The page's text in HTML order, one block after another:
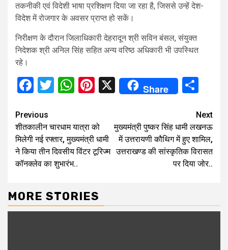
तकनीकी एवं विदेशी भाषा प्रशिक्षण दिया जा रहा है, जिससे उन्हें देश-
विदेश में रोजगार के अवसर प्राप्त हो सकें।
निरीक्षण के दौरान जिलाधिकारी देहरादून श्री सविन बंसल, संयुक्त
निदेशक श्री अनिल सिंह सहित अन्य वरिष्ठ अधिकारी भी उपस्थित
रहे।
Facebook
Twitter
WhatsApp
Pinterest
X Share
Continue
Reading
Previous
शीतकालीन चारधाम यात्रा को
मिलेगी नई रफ्तार, मुख्यमंत्री धामी
ने किया तीन दिवसीय विंटर टूरिज्म
कॉनक्लेव का शुभारंभ..
Next
मुख्यमंत्री पुष्कर सिंह धामी लखनऊ
में उत्तरायणी कौथिग में हुए शामिल,
उत्तराखण्ड की सांस्कृतिक विरासत
पर दिया जोर..
MORE STORIES